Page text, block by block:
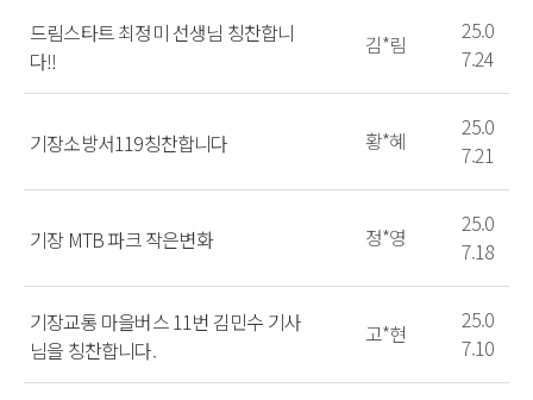
드림스타트 최정미 선생님 칭찬합니
다!!
김*림
25.0
7.24
기장소방서119칭찬합니다 황*혜
25.0
7.21
기장 MTB 파크 작은변화 정*영
25.0
7.18
기장교통 마을버스 11번 김민수 기사
님을 칭찬합니다.
고*현
25.0
7.10